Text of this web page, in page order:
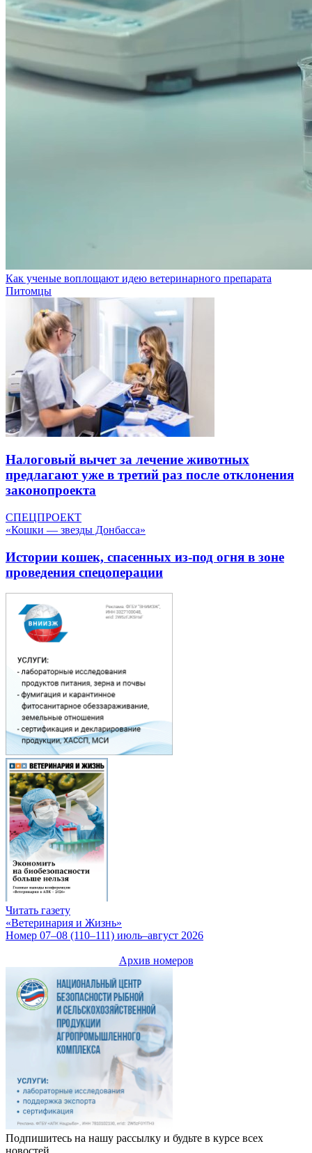
Как ученые воплощают идею ветеринарного препарата
Питомцы
Налоговый вычет за лечение животных
предлагают уже в третий раз после отклонения
законопроекта
СПЕЦПРОЕКТ
«Кошки — звезды Донбасса»
Истории кошек, спасенных из-под огня в зоне
проведения спецоперации
Читать газету
«Ветеринария и Жизнь»
Номер 07–08 (110–111) июль–август 2026
Архив номеров
Подпишитесь на нашу рассылку и будьте в курсе всех
новостей